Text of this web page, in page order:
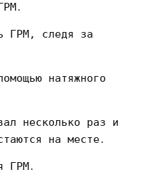
ГРМ, следя за
натяжного
несколько раз и
на месте․
ГРМ․